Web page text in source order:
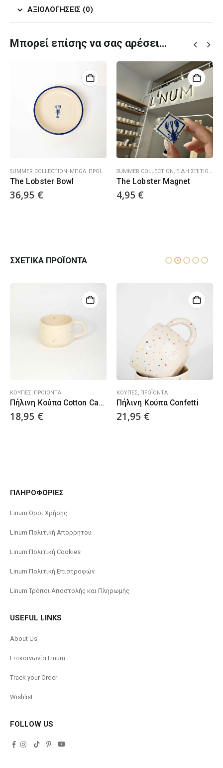
ΑΞΙΟΛΟΓΉΣΕΙΣ (0)
Μπορεί επίσης να σας αρέσει…
SUMMER COLLECTION, ΜΠΏΛ, ΠΡΟΪΌΝΤΑ
The Lobster Bowl
36,95 €
SUMMER COLLECTION, ΕΊΔΗ ΣΠΙΤΙΟΎ/ ΔΙΑΚΟΣΜΗΤΙΚΆ
The Lobster Magnet
4,95 €
ΣΧΕΤΙΚΆ ΠΡΟΪΌΝΤΑ
ΚΟΎΠΕΣ, ΠΡΟΪΌΝΤΑ
Πήλινη Κούπα Cotton Candy Hearts
18,95 €
ΚΟΎΠΕΣ, ΠΡΟΪΌΝΤΑ
Πήλινη Κούπα Confetti
21,95 €
ΠΛΗΡΟΦΟΡΙΕΣ
Linum Όροι Χρήσης
Linum Πολιτική Απορρήτου
Linum Πολιτική Cookies
Linum Πολιτική Επιστροφών
Linum Τρόποι Αποστολής και Πληρωμής
USEFUL LINKS
About Us
Επικοινωνία Linum
Track your Order
Wishlist
FOLLOW US